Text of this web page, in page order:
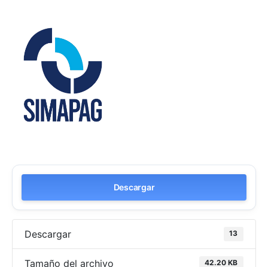
Descargar
Descargar 13
Tamaño del archivo 42.20 KB